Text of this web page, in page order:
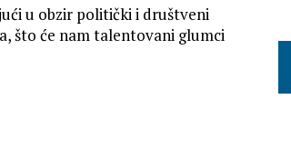
u obzir politički i društveni
što će nam talentovani glumci